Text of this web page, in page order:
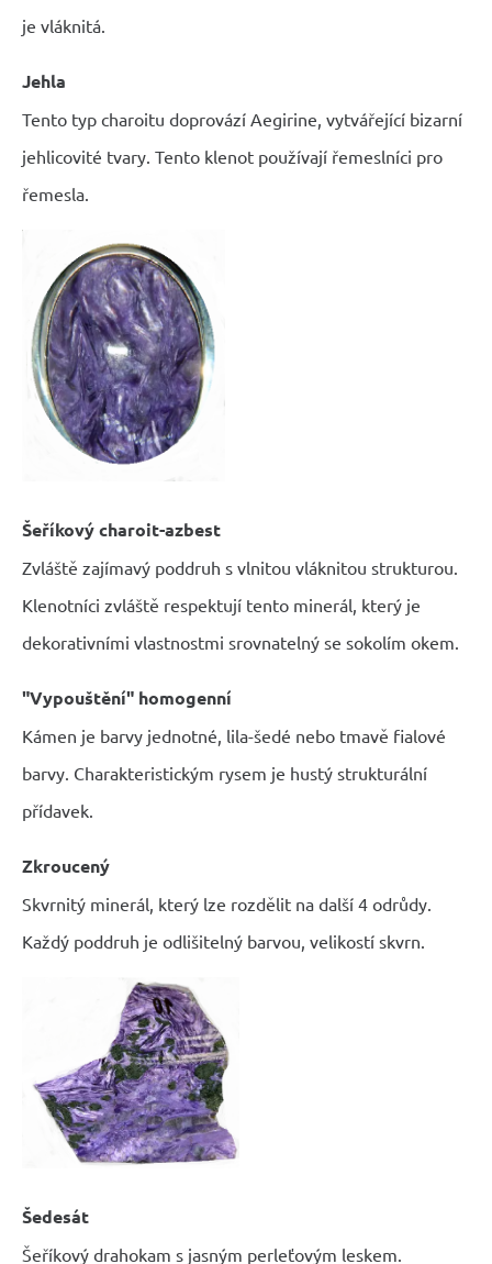
je vláknitá.
Jehla
Tento typ charoitu doprovází Aegirine, vytvářející bizarní
jehlicovité tvary. Tento klenot používají řemeslníci pro
řemesla.
Šeříkový charoit-azbest
Zvláště zajímavý poddruh s vlnitou vláknitou strukturou.
Klenotníci zvláště respektují tento minerál, který je
dekorativními vlastnostmi srovnatelný se sokolím okem.
"Vypouštění" homogenní
Kámen je barvy jednotné, lila-šedé nebo tmavě fialové
barvy. Charakteristickým rysem je hustý strukturální
přídavek.
Zkroucený
Skvrnitý minerál, který lze rozdělit na další 4 odrůdy.
Každý poddruh je odlišitelný barvou, velikostí skvrn.
Šedesát
Šeříkový drahokam s jasným perleťovým leskem.